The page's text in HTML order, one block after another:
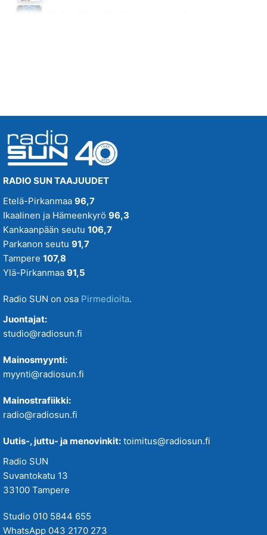
RADIO SUN TAAJUUDET
Etelä-Pirkanmaa 96,7
Ikaalinen ja Hämeenkyrö 96,3
Kankaanpään seutu 106,7
Parkanon seutu 91,7
Tampere 107,8
Ylä-Pirkanmaa 91,5
Radio SUN on osa Pirmedioita.
Juontajat:
studio@radiosun.fi
Mainosmyynti:
myynti@radiosun.fi
Mainostrafiikki:
radio@radiosun.fi
Uutis-, juttu- ja menovinkit: toimitus@radiosun.fi
Radio SUN
Suvantokatu 13
33100 Tampere
Studio 010 5844 655
WhatsApp 043 2170 273